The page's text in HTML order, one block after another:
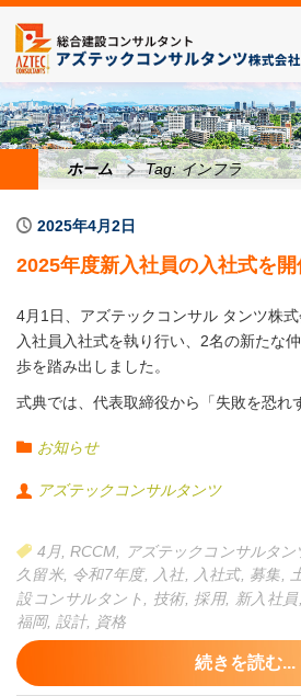
ホーム Tag: インフラ
2025年4月2日
2025年度新入社員の入社式を開
4月1日、アズテックコンサル タンツ株
入社員入社式を執り行い、2名の新たな
歩を踏み出しました。
式典では、代表取締役から「失敗を恐れ
した。その後、社員を代表して専務より
ら、自ら積極的に努力していきたい」と
ました。未来への希望と意欲が感じられ
包まれました。
お知らせ
アズテックコンサルタンツ
4月,RCCM, アズテックコンサルタン
久留米, 令和7年度, 入社, 入社式, 募集,
設コンサルタント
技術, 採用, 新入社員,
福岡, 設計, 資格
続きを読む...